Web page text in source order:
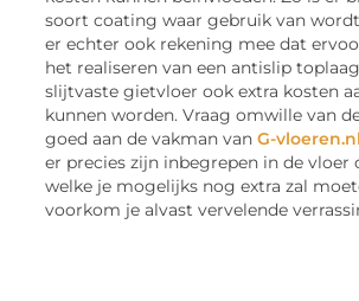
soort coating waar gebruik van
er echter ook rekening mee dat
het realiseren van een antislip
slijtvaste gietvloer ook extra kosten
kunnen worden. Vraag omwille van
goed aan de vakman vanG-vloeren.nl
er precies zijn inbegrepen in de vloer
welke je mogelijks nog extra zal
voorkom je alvast vervelende